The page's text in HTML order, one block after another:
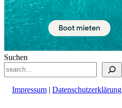
Suchen
Impressum | Datenschutzerklärung